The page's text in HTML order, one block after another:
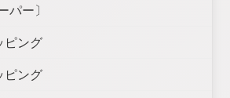
パー〕
ピング
ピング